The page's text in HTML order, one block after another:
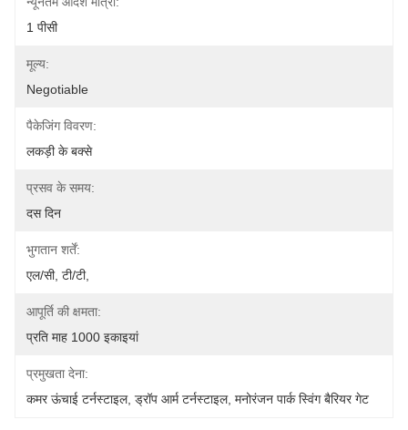
1 पीसी
मूल्य:
Negotiable
पैकेजिंग विवरण:
लकड़ी के बक्से
प्रसव के समय:
दस दिन
भुगतान शर्तें:
एल/सी, टी/टी,
आपूर्ति की क्षमता:
प्रति माह 1000 इकाइयां
प्रमुखता देना:
कमर ऊंचाई टर्नस्टाइल, ड्रॉप आर्म टर्नस्टाइल, मनोरंजन पार्क स्विंग बैरियर गेट